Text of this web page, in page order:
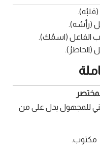
(رأسُه).
الفاعل (اسمُك).
(الخاطرُ).
للمجهول يدل على من
مكتوب.